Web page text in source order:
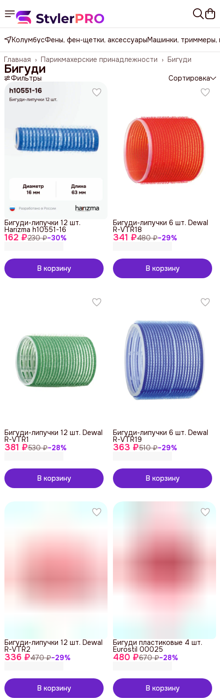
КолумбусФены, фен-щетки, аксессуарыМашинки, триммеры,
Бигуди
Парикмахерские принадлежности ›
Главная ›
Бигуди
Фильтры Сортировка
162 ₽230 ₽−30%
Бигуди-липучки 12 шт.
Harizma h10551-16
В корзину
341 ₽480 ₽−29%
Бигуди-липучки 6 шт. Dewal
R-VTR18
В корзину
381 ₽530 ₽−28%
Бигуди-липучки 12 шт. Dewal
R-VTR1
В корзину
363 ₽510 ₽−29%
Бигуди-липучки 6 шт. Dewal
R-VTR19
В корзину
336 ₽470 ₽−29%
Бигуди-липучки 12 шт. Dewal
R-VTR2
В корзину
480 ₽670 ₽−28%
Бигуди пластиковые 4 шт.
Eurostil 00025
В корзину